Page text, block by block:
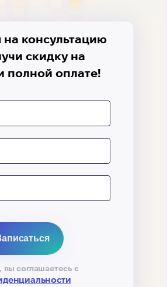
консультацию
скидку на
полной оплате!
вы соглашаетесь с